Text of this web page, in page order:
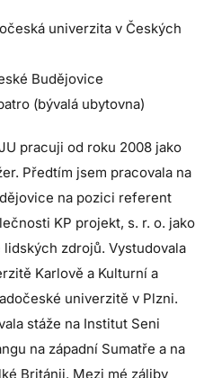
univerzita v Českých
Budějovice
(bývalá ubytovna)
pracuji od roku 2008 jako
Předtím jsem pracovala na
na pozici referent
KP projekt, s. r. o. jako
zdrojů. Vystudovala
Karlově a Kulturní a
univerzitě v Plzni.
stáže na Institut Seni
na západní Sumatře a na
Británii. Mezi mé záliby